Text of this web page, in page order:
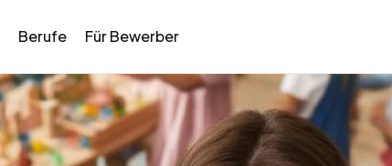
Berufe Für Bewerber